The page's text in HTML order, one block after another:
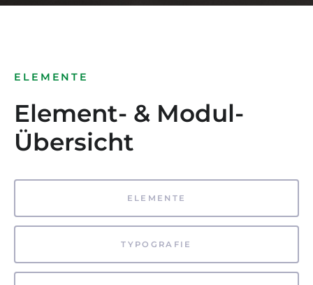
ELEMENTE
Element- & Modul-
Übersicht
ELEMENTE
TYPOGRAFIE